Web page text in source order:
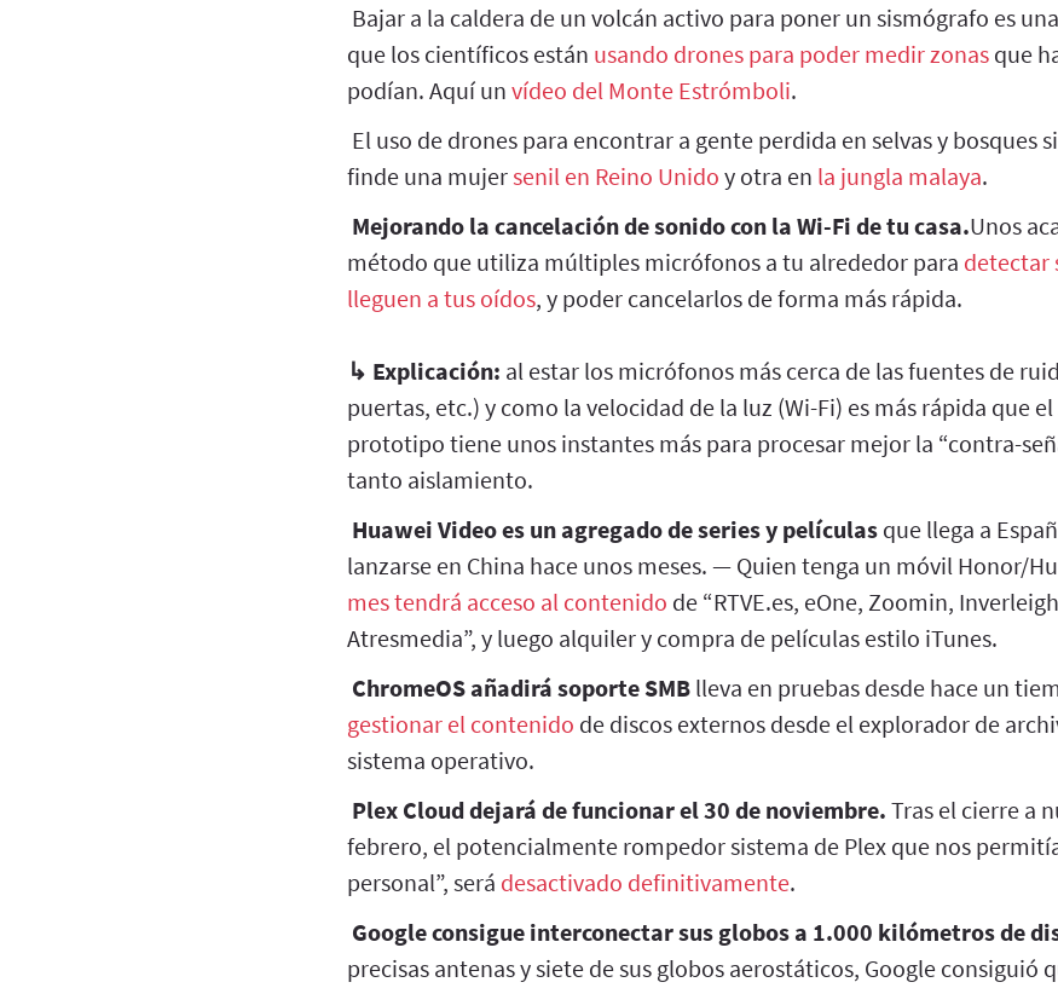
Bajar a la caldera de un volcán activo para poner un sismógrafo es
que los científicos están usando drones para poder medir zonas que
podían. Aquí un vídeo del Monte Estrómboli.
El uso de drones para encontrar a gente perdida en selvas y bosques
finde una mujersenil en Reino Unido y otra en la jungla malaya.
Mejorando la cancelación de sonido con la Wi-Fi de tu casa.Unos
método que utiliza múltiples micrófonos a tu alrededor para detectar
lleguen a tus oídos, y poder cancelarlos de forma más rápida.
↳ Explicación: al estar los micrófonos más cerca de las fuentes de
puertas, etc.) y como la velocidad de la luz (Wi-Fi) es más rápida que
prototipo tiene unos instantes más para procesar mejor la “contra-
tanto aislamiento.
Huawei Video es un agregado de series y películas que llega a
lanzarse en China hace unos meses. — Quien tenga un móvil Honor/
mes tendrá acceso al contenido de “RTVE.es, eOne, Zoomin,
Atresmedia”, y luego alquiler y compra de películas estilo iTunes.
ChromeOS añadirá soporte SMB lleva en pruebas desde hace un
gestionar el contenido de discos externos desde el explorador de
sistema operativo.
Plex Cloud dejará de funcionar el 30 de noviembre. Tras el cierre a
febrero, el potencialmente rompedor sistema de Plex que nos
personal”, será desactivado definitivamente.
Google consigue interconectar sus globos a 1.000 kilómetros de
precisas antenas y siete de sus globos aerostáticos, Google consiguió